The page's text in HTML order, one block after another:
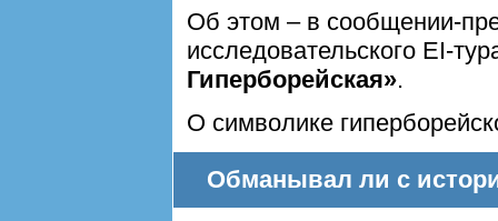
Об этом – в сообщении-
исследовательского EI-
Гиперборейская».
О символике
Обманывал ли с